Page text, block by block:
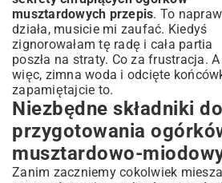
musztardowych przepis. To
działa, musicie mi zaufać. Kiedyś
zignorowałam tę radę i cała partia
poszła na straty. Co za frustracja. A
więc, zimna woda i odcięte
zapamiętajcie to.
Niezbędne składniki do
przygotowania
musztardowo-
Zanim zaczniemy cokolwiek